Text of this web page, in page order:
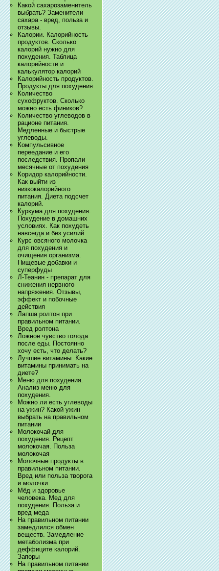
Какой сахарозаменитель
выбрать? Заменители
сахара - вред, польза и
отзывы.
Калории. Калорийность
продуктов. Сколько
калорий нужно для
похудения. Таблица
калорийности и
калькулятор калорий
Калорийность продуктов.
Продукты для похудения
Количество
сухофруктов. Сколько
можно есть фиников?
Количество углеводов в
рационе питания.
Медленные и быстрые
углеводы.
Компульсивное
переедание и его
последствия. Пропали
месячные от похудения
Коридор калорийности.
Как выйти из
низкокалорийного
питания. Диета подсчет
калорий.
Куркума для похудения.
Похудение в домашних
условиях. Как похудеть
навсегда и без усилий
Курс овсяного молочка
для похудения и
очищения организма.
Пищевые добавки и
суперфуды
Л-Теанин - препарат для
снижения нервного
напряжения. Отзывы,
эффект и побочные
действия
Лапша ролтон при
правильном питании.
Вред ролтона
Ложное чувство голода
после еды. Постоянно
хочу есть, что делать?
Лучшие витамины. Какие
витамины принимать на
диете?
Меню для похудения.
Анализ меню для
похудения.
Можно ли есть углеводы
на ужин? Какой ужин
выбрать на правильном
питании
Молокочай для
похудения. Рецепт
молокочая. Польза
молокочая
Молочные продукты в
правильном питании.
Вред или польза творога
и молочки.
Мёд и здоровье
человека. Мед для
похудения. Польза и
вред меда
На правильном питании
замедлился обмен
веществ. Замедление
метаболизма при
деффиците калорий.
Запоры
На правильном питании